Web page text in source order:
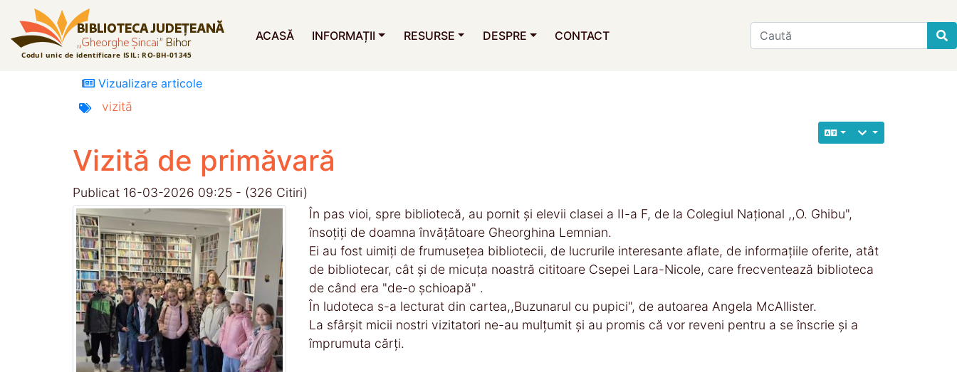
ACASĂ INFORMAȚII RESURSE DESPRE CONTACT
Find
Vizualizare articole
vizită
Vizită de primăvară
Publicat 16-03-2026 09:25 - (326 Citiri)
În pas vioi, spre bibliotecă, au pornit și elevii clasei a II-a F, de la Colegiul Național ,,O. Ghibu",
însoțiți de doamna învățătoare Gheorghina Lemnian.
Ei au fost uimiți de frumusețea bibliotecii, de lucrurile interesante aflate, de informațiile oferite, atât
de bibliotecar, cât și de micuța noastră cititoare Csepei Lara-Nicole, care frecventează biblioteca
de când era "de-o șchioapă" .
În ludoteca s-a lecturat din cartea,,Buzunarul cu pupici", de autoarea Angela McAllister.
La sfârșit micii nostri vizitatori ne-au mulțumit și au promis că vor reveni pentru a se înscrie și a
împrumuta cărți.